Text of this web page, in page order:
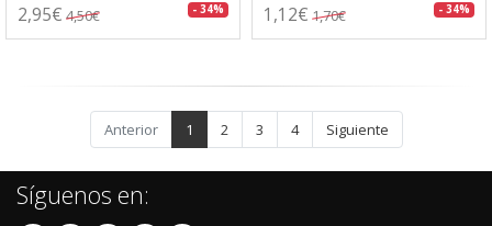
2,95€ 4,50€ - 34% 1,12€ 1,70€ - 34%
Anterior 1 2 3 4 Siguiente
Síguenos en: